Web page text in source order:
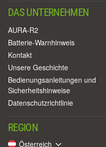
DAS UNTERNEHMEN
AURA-R2
Batterie-Warnhinweis
Kontakt
Unsere Geschichte
Bedienungsanleitungen und
Sicherheitshinweise
Datenschutzrichtlinie
REGION
Österreich